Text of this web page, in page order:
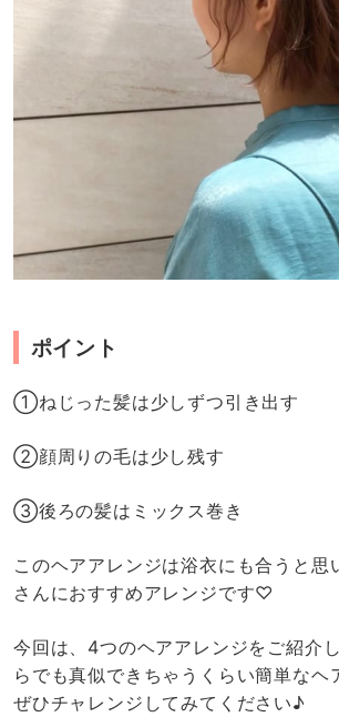
ポイント
①ねじった髪は少しずつ引き出す
②顔周りの毛は少し残す
③後ろの髪はミックス巻き
このヘアアレンジは浴衣にも合うと思
さんにおすすめアレンジです♡
今回は、4つのヘアアレンジをご紹介
らでも真似できちゃうくらい簡単なヘ
ぜひチャレンジしてみてください♪